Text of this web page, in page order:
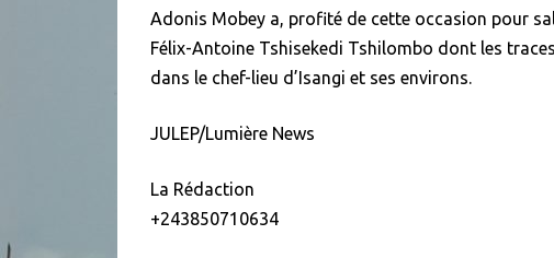
Adonis Mobey a, profité de cette occasion pour
Félix-Antoine Tshisekedi Tshilombo dont les
dans le chef-lieu d’Isangi et ses environs.
JULEP/Lumière News
La Rédaction
+243850710634